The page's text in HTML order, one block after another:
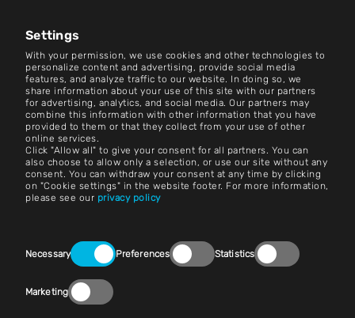
Settings
With your permission, we use cookies and other technologies to
personalize content and advertising, provide social media
features, and analyze traffic to our website. In doing so, we
share information about your use of this site with our partners
for advertising, analytics, and social media. Our partners may
combine this information with other information that you have
provided to them or that they collect from your use of other
online services.
Click "Allow all" to give your consent for all partners. You can
also choose to allow only a selection, or use our site without any
consent. You can withdraw your consent at any time by clicking
on "Cookie settings" in the website footer. For more information,
please see our privacy policy
Selection
Necessary Preferences Statistics
Marketing
Nachrichtenzentrum
Kontakt
Karriere
Bedingungen und Konditionen
Impressum
Rechtlicher Hinweis
Kontakt
Cookie-Einstellungen